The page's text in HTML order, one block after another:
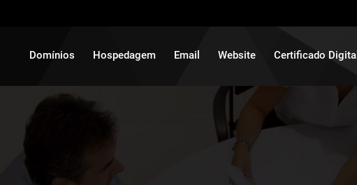
Domínios Hospedagem Email Website Certificado Digital